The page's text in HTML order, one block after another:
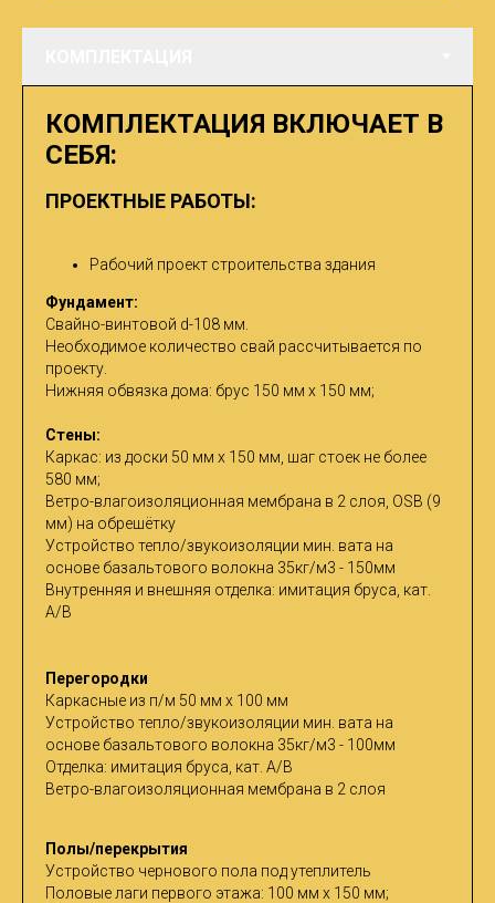
КОМПЛЕКТАЦИЯ ВКЛЮЧАЕТ В
СЕБЯ:
ПРОЕКТНЫЕ РАБОТЫ:
Рабочий проект строительства здания
Фундамент:
Свайно-винтовой d-108 мм.
Необходимое количество свай рассчитывается по
проекту.
Нижняя обвязка дома: брус 150 мм х 150 мм;
Стены:
Каркас: из доски 50 мм х 150 мм, шаг стоек не более
580 мм;
Ветро-влагоизоляционная мембрана в 2 слоя, OSB (9
мм) на обрешётку
Устройство тепло/звукоизоляции мин. вата на
основе базальтового волокна 35кг/м3 - 150мм
Внутренняя и внешняя отделка: имитация бруса, кат.
A/B
Перегородки
Каркасные из п/м 50 мм х 100 мм
Устройство тепло/звукоизоляции мин. вата на
основе базальтового волокна 35кг/м3 - 100мм
Отделка: имитация бруса, кат. A/B
Ветро-влагоизоляционная мембрана в 2 слоя
Полы/перекрытия
Устройство чернового пола под утеплитель
Половые лаги первого этажа: 100 мм х 150 мм;